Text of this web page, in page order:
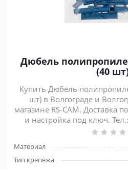
Дюбель
(40
Купить Дюбель
шт) в Волгограде и
магазине RS-CAM. Доставка
и настройка под ключ.
Материал
Тип крепежа